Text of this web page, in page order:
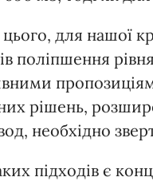
для нашої
поліпшення
рішень,
необхідно
підходів є